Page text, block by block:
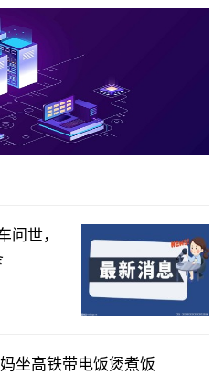
子对脖子注射毒品，场景如
问世，
坐高铁带电饭煲煮饭